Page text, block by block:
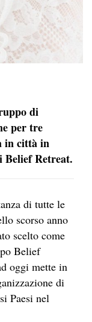
di
per tre
in città in
Belief Retreat.
di tutte le
scorso anno
scelto come
Belief
oggi mette in
di
Paesi nel